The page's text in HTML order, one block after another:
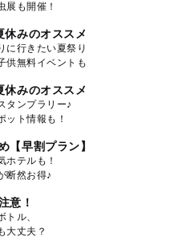
展も開催！
休みのオススメ
に行きたい夏祭り
供無料イベントも
休みのオススメ
タンプラリー♪
ット情報も！
【早割プラン】
ホテルも！
断然お得♪
意！
トル、
大丈夫？